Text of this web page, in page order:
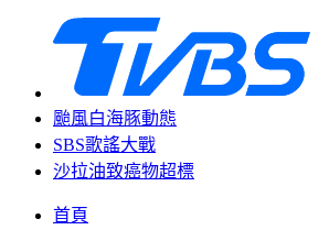
颱風白海豚動態
SBS歌謠大戰
沙拉油致癌物超標
首頁